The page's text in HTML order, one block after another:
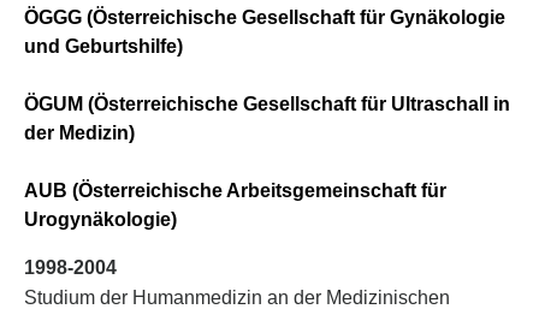
ÖGGG (Österreichische Gesellschaft für Gynäkologie
und Geburtshilfe)
ÖGUM (Österreichische Gesellschaft für Ultraschall in
der Medizin)
AUB (Österreichische Arbeitsgemeinschaft für
Urogynäkologie)
1998-2004
Studium der Humanmedizin an der Medizinischen